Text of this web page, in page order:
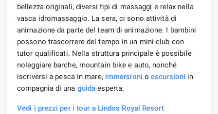
bellezza originali, diversi tipi di massaggi e relax nella
vasca idromassaggio. La sera, ci sono attività di
animazione da parte del team di animazione. I bambini
possono trascorrere del tempo in un mini-club con
tutor qualificati. Nella struttura principale è possibile
noleggiare barche, mountain bike e auto, nonché
iscriversi a pesca in mare, immersioni oescursioni in
compagnia di una guida esperta.
Vedi i prezzi per i tour a Lindos Royal Resort